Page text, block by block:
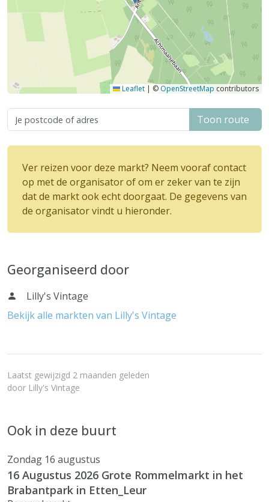
Leaflet | © OpenStreetMap contributors
Toon route
Ver reizen voor deze markt? Neem vooraf contact
op met de organisator of om er zeker van te zijn
dat de markt ook echt doorgaat. De gegevens van
de organisator vindt u hieronder.
Georganiseerd door
Lilly's Vintage
Bekijk alle markten van Lilly's Vintage
Laatst gewijzigd 2 maanden geleden
door Lilly's Vintage
Ook in deze buurt
Zondag 16 augustus
16 Augustus 2026 Grote Rommelmarkt in het
Brabantpark in Etten_Leur